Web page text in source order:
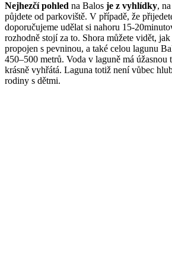
Nejhezčí pohled na Balos je z vyhlídky,
půjdete od parkoviště. V případě, že
doporučujeme udělat si nahoru 15-
rozhodně stojí za to. Shora můžete vidět,
propojen s pevninou, a také celou lagunu
450–500 metrů. Voda v laguně má
krásně vyhřátá. Laguna totiž není vůbec
rodiny s dětmi.